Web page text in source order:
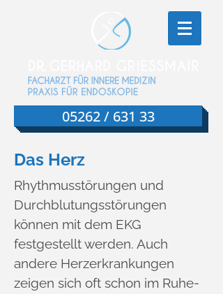
05262 / 631 33
Das Herz
Rhythmusstörungen und
Durchblutungsstörungen
können mit dem EKG
festgestellt werden. Auch
andere Herzerkrankungen
zeigen sich oft schon im Ruhe-